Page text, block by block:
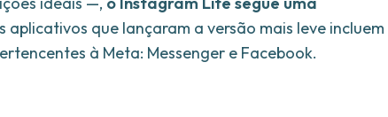
aplicativos que lançaram a versão mais leve incluem
à Meta: Messenger e Facebook.